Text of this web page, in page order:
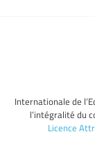
Internationale de
l’intégralité du
Licence